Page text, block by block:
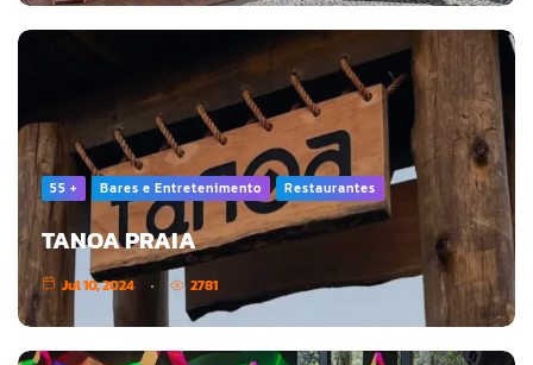
55 + Bares e Entretenimento Restaurantes
TANOA PRAIA
Jul 10, 2024 2781